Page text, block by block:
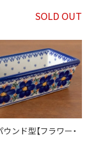
SOLD OUT
ウンド型【フラワー・